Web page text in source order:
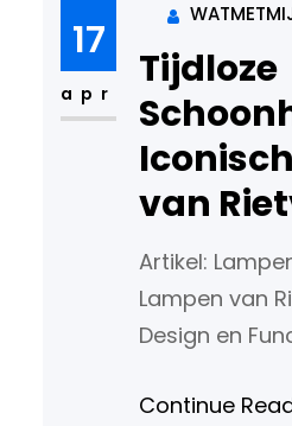
17
apr
Tijdloze
van
Artikel:
Lampen van
Design en
Rietveld, een
Continue